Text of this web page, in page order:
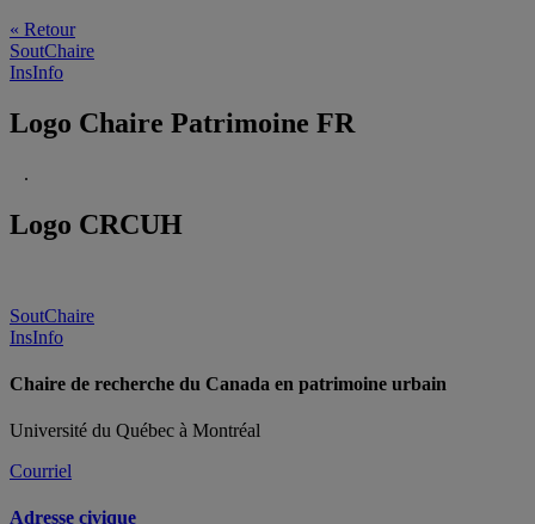
« Retour
SoutChaire
InsInfo
Logo Chaire Patrimoine FR
.
Logo CRCUH
SoutChaire
InsInfo
Chaire de recherche du Canada en patrimoine urbain
Université du Québec à Montréal
Courriel
Adresse civique